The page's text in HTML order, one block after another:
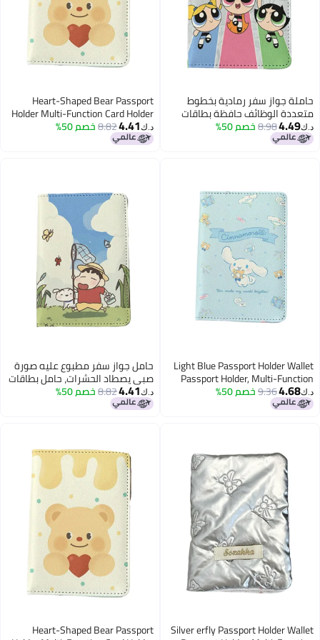
حاملة جواز سفر رمادية بخطوط
متعددة الوظائف حافظة بطاقات
واقية من الجلد الصناعي سفر
للجنسين تصميم فتيات القوة
د.ك‏4.49
8.98خصم 50%
Heart-Shaped Bear Passport
Holder Multi-Function Card Holder
Passport Protection Cover, Id Card
Holder Boys And Girls Pu Leather
د.ك‏4.41
8.82خصم 50%
Light Blue Passport Holder Wallet
Passport Holder, Multi-Function
Girls And Boys Card Holder Pu
Leather Travel Document Holder,
د.ك‏4.68
9.36خصم 50%
حامل جواز سفر مطبوع عليه صورة
صبي يصطاد الحشرات، حامل بطاقات
متعدد الوظائف، حافظة جواز السفر،
حافظة تخزين بطاقات الهوية للأولاد
د.ك‏4.41
8.82خصم 50%
Silver erfly Passport Holder Wallet
Heart-Shaped Bear Passport